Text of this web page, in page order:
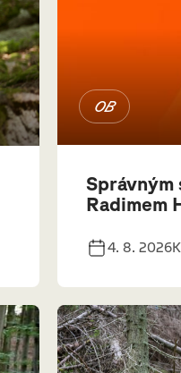
OB
Správným
Radimem
4. 8. 2026